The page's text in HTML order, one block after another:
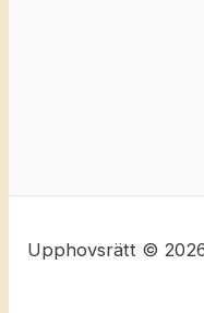
Upphovsrätt ©